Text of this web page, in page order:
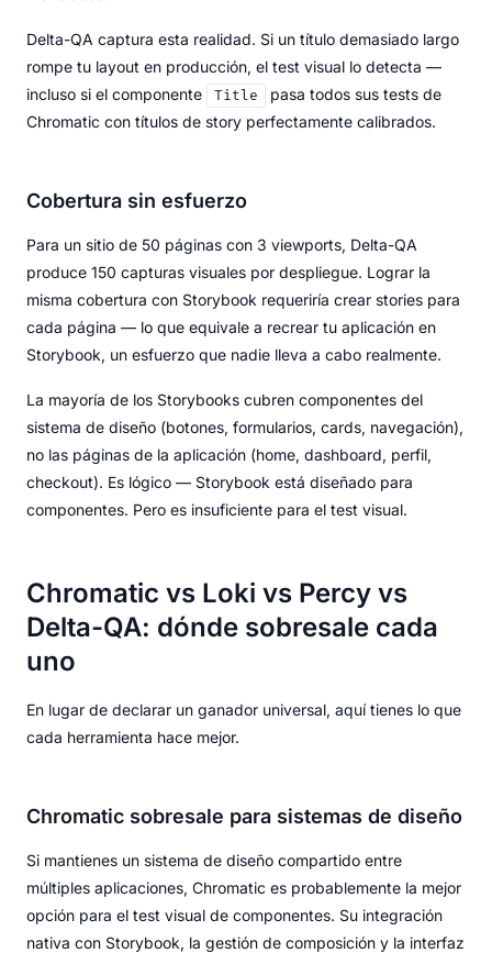
Delta-QA captura esta realidad. Si un título demasiado largo
rompe tu layout en producción, el test visual lo detecta —
incluso si el componente
Title
pasa todos sus tests de
Chromatic con títulos de story perfectamente calibrados.
Cobertura sin esfuerzo
Para un sitio de 50 páginas con 3 viewports, Delta-QA
produce 150 capturas visuales por despliegue. Lograr la
misma cobertura con Storybook requeriría crear stories para
cada página — lo que equivale a recrear tu aplicación en
Storybook, un esfuerzo que nadie lleva a cabo realmente.
La mayoría de los Storybooks cubren componentes del
sistema de diseño (botones, formularios, cards, navegación),
no las páginas de la aplicación (home, dashboard, perfil,
checkout). Es lógico — Storybook está diseñado para
componentes. Pero es insuficiente para el test visual.
Chromatic vs Loki vs Percy vs
Delta-QA: dónde sobresale cada
uno
En lugar de declarar un ganador universal, aquí tienes lo que
cada herramienta hace mejor.
Chromatic sobresale para sistemas de diseño
Si mantienes un sistema de diseño compartido entre
múltiples aplicaciones, Chromatic es probablemente la mejor
opción para el test visual de componentes. Su integración
nativa con Storybook, la gestión de composición y la interfaz